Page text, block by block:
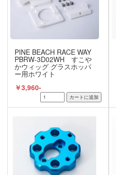
PINE BEACH RACE WAY
PBRW-3D02WH すこや
かウィッグ グラスホッパ
ー用ホワイト
￥3,960-